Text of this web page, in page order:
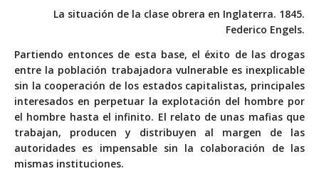
La situación de la clase obrera en Inglaterra. 1845.
Federico Engels.
Partiendo entonces de esta base, el éxito de las drogas
entre la población trabajadora vulnerable es inexplicable
sin la cooperación de los estados capitalistas, principales
interesados en perpetuar la explotación del hombre por
el hombre hasta el infinito. El relato de unas mafias que
trabajan, producen y distribuyen al margen de las
autoridades es impensable sin la colaboración de las
mismas instituciones.